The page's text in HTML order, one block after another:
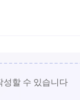
성할 수 있습니다